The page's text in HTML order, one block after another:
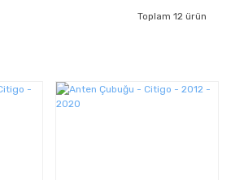
Toplam 12 ürün